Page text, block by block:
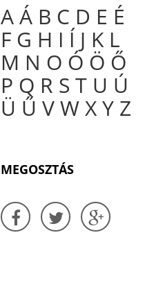
AÁ B C D E É
F G H I Í J K L
M N O Ó Ö Ő
P Q R S T U Ú
Ü Ű VWXY Z
MEGOSZTÁS